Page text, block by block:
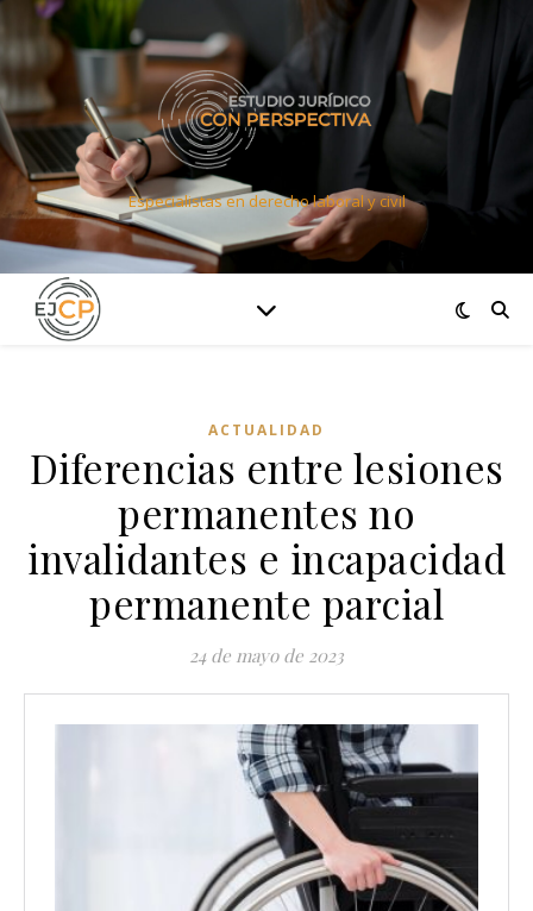
Especialistas en derecho laboral y civil
ACTUALIDAD
Diferencias entre lesiones
permanentes no
invalidantes e incapacidad
permanente parcial
24 de mayo de 2023